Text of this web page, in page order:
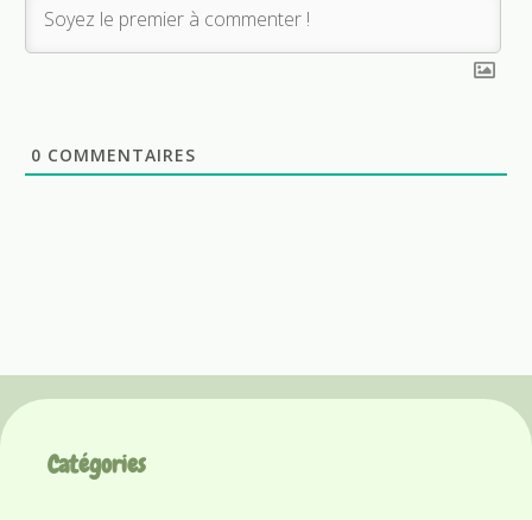
0 COMMENTAIRES
Catégories